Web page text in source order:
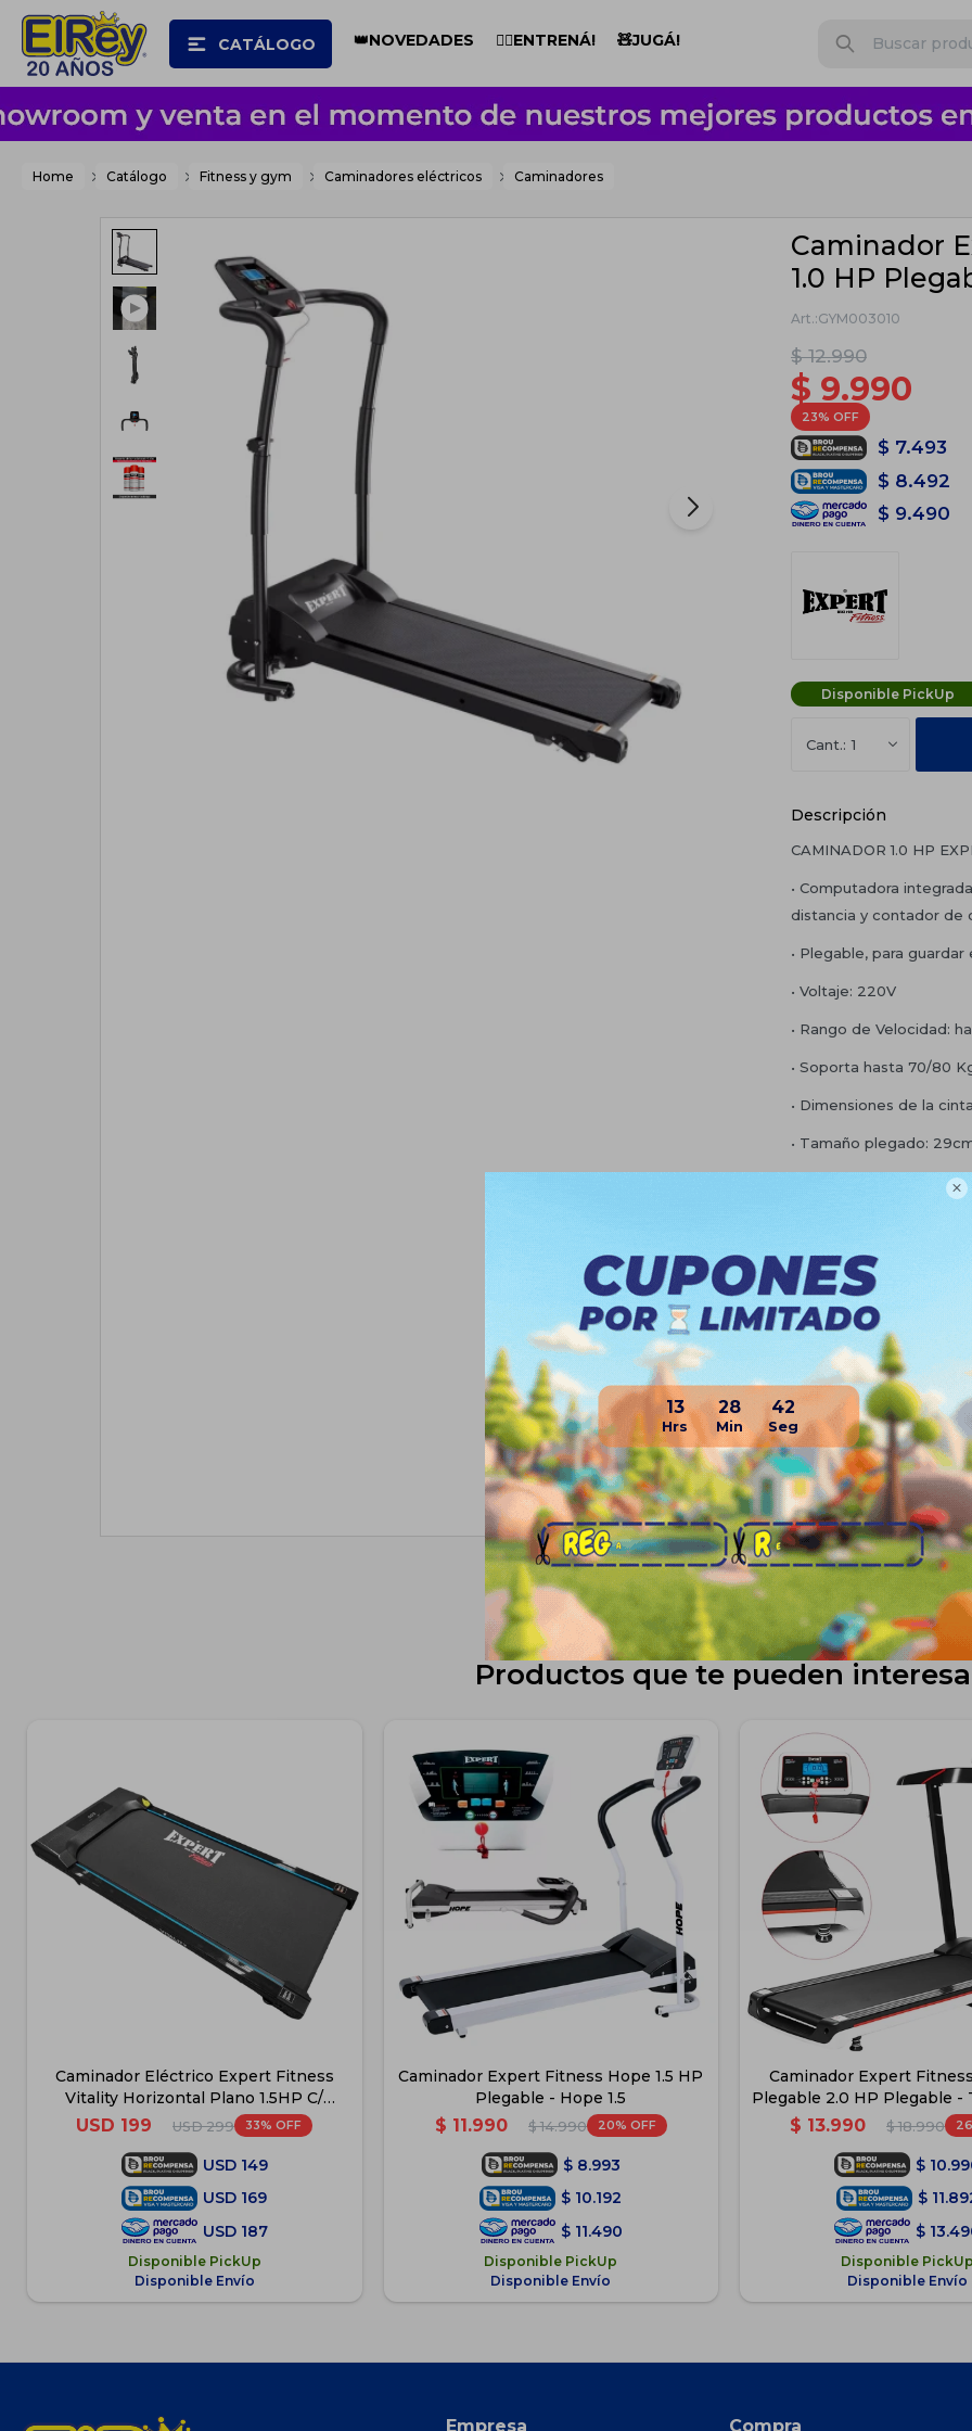

13 28 41
CATÁLOGO 👑NOVEDADES 🏋️‍♂️ENTRENÁ! 🧸JUGÁ!
Home Catálogo Fitness y gym Caminadores eléctricos Caminadores
Caminador
1.0 HP
GYM003010
$ 12.990
$ 9.990
23
$ 7.493
$ 8.492
$ 9.490
Disponible PickUp
1
Descripción
CAMINADOR 1.0 HP
• Computadora
distancia y contador de
• Plegable, para guardar
• Voltaje: 220V
• Rango de Velocidad:
• Soporta hasta 70/80
• Dimensiones de la
• Tamaño plegado:
3 meses. Sobre el
fabricación. No cubre
golpes, caídas, falta de
tensado de la cinta,
por mal uso o cuidado.
Planes de cuotas
Envíos
Medios de pago
Productos que te pueden
Caminador Eléctrico Expert Fitness
Vitality Horizontal Plano 1.5HP C/
Control
USD 199 USD 299 33
USD 149
USD 169
USD 187
Disponible PickUp
Disponible Envío
Caminador Expert Fitness Hope 1.5 HP
Plegable - Hope 1.5
$ 11.990 $ 14.990 20
$ 8.993
$ 10.192
$ 11.490
Disponible PickUp
Disponible Envío
Caminador Expert
Plegable 2.0 HP Plegable -
$ 13.990 $ 18.990 26
$
$
$
Disponible
Disponible Envío
Empresa Compra